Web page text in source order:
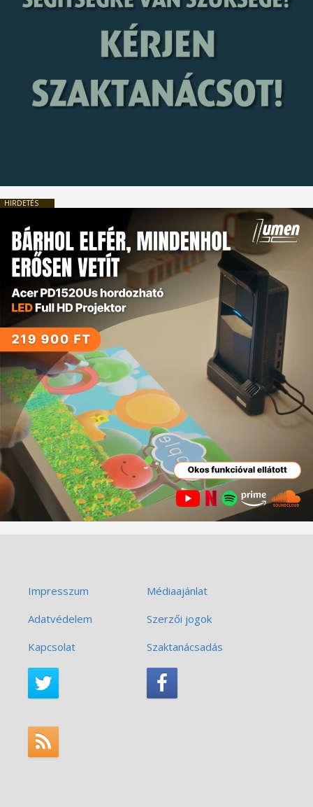
HIRDETÉS
Impresszum
Médiaajánlat
Adatvédelem
Szerzői jogok
Kapcsolat
Szaktanácsadás